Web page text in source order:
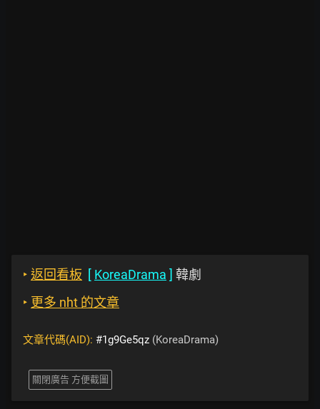
‣ 返回看板 [ KoreaDrama ] 韓劇
‣ 更多 nht 的文章
文章代碼(AID): #1g9Ge5qz (KoreaDrama)
關閉廣告 方便截圖